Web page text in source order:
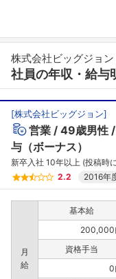
株式会社ビッグジョン
社員の年収・給与
[株式会社ビッグジョン]
営業 49歳男性
与（ボーナス）
新卒入社 10年以上 (投稿時
2.2
2016年
月
給
基本給
200,000
資格手当
0